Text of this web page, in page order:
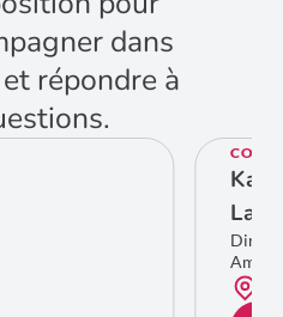
dans
répondre à